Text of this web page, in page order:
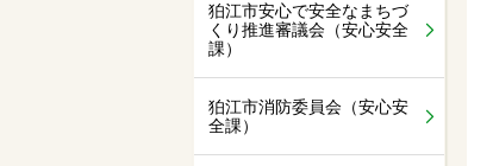
狛江市安心で安全なまちづ
くり推進審議会（安心安全
課）
狛江市消防委員会（安心安
全課）